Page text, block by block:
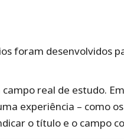
foram desenvolvidos
real de estudo.
experiência – como
o título e o campo